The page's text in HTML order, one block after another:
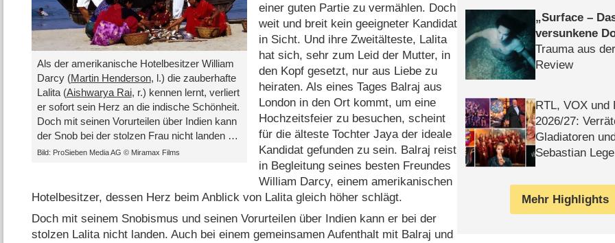
Als der amerikanische Hotelbesitzer William
Darcy (Martin Henderson, l.) die zauberhafte
Lalita (Aishwarya Rai, r.) kennen lernt, verliert
er sofort sein Herz an die indische Schönheit.
Doch mit seinen Vorurteilen über Indien kann
der Snob bei der stolzen Frau nicht landen …
Bild: ProSieben Media AG © Miramax Films
einer guten Partie zu vermählen. Doch
weit und breit kein geeigneter Kandidat
in Sicht. Und ihre Zweitälteste, Lalita
hat sich, sehr zum Leid der Mutter, in
den Kopf gesetzt, nur aus Liebe zu
heiraten. Als eines Tages Balraj aus
London in den Ort kommt, um eine
Hochzeitsfeier zu besuchen, scheint
für die älteste Tochter Jaya der ideale
Kandidat gefunden zu sein. Balraj reist
in Begleitung seines besten Freundes
William Darcy, einem amerikanischen
Hotelbesitzer, dessen Herz beim Anblick von Lalita gleich höher schlägt.
Doch mit seinem Snobismus und seinen Vorurteilen über Indien kann er bei der
stolzen Lalita nicht landen. Auch bei einem gemeinsamen Aufenthalt mit Balraj und
Surface –
versunkene
Trauma aus
Review
RTL, VOX und
2026/​27:
Gladiatoren
Sebastian Lege
Mehr Highlights